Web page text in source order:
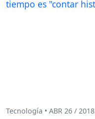
Tecnología • ABR 26 / 2018